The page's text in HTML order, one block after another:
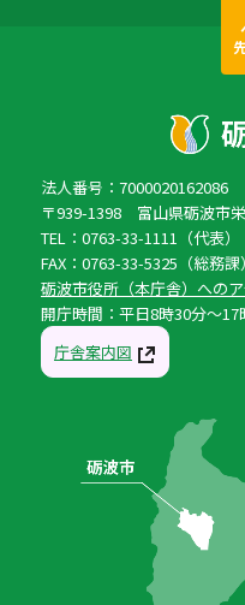
法人番号：7000020162086
〒939-1398 富山県砺波市
TEL：0763-33-1111（代表）
FAX：0763-33-5325（総務課）
砺波市役所（本庁舎）への
開庁時間：平日8時30分〜17
庁舎案内図